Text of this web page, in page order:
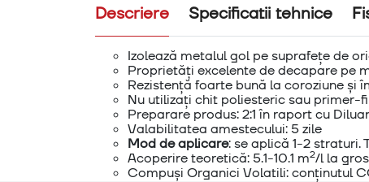
Descriere Specificatii tehnice
Izolează metalul gol pe suprafețe de
Proprietăți excelente de decapare pe
Rezistență foarte bună la coroziune și
Nu utilizați chit poliesteric sau primer-
Preparare produs: 2:1 în raport cu
Valabilitatea amestecului: 5 zile
Mod de aplicare: se aplică 1-2
Acoperire teoretică: 5.1-10.1 m2/l la
Compuși Organici Volatili: conținutul